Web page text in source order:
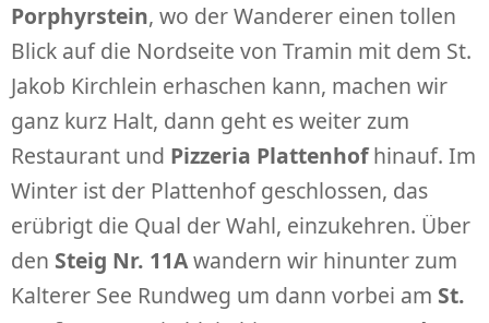
Porphyrstein, wo der Wanderer einen tollen
Blick auf die Nordseite von Tramin mit dem St.
Jakob Kirchlein erhaschen kann, machen wir
ganz kurz Halt, dann geht es weiter zum
Restaurant und Pizzeria Plattenhofhinauf. Im
Winter ist der Plattenhof geschlossen, das
erübrigt die Qual der Wahl, einzukehren. Über
den Steig Nr. 11Awandern wir hinunter zum
Kalterer See Rundweg um dann vorbei am St.